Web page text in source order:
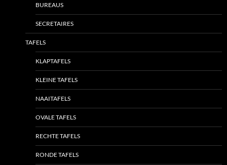
BUREAUS
SECRETAIRES
TAFELS
KLAPTAFELS
KLEINE TAFELS
NAAITAFELS
OVALE TAFELS
RECHTE TAFELS
RONDE TAFELS